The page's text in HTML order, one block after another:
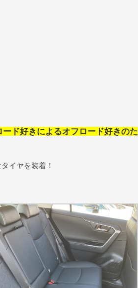
ド好きによるオフロード好きのた
イヤを装着！